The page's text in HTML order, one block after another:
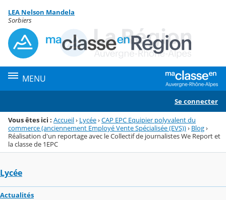
Menu de la rubrique
Contenu
LEA Nelson Mandela
Sorbiers
MENU
Se connecter
Vous êtes ici : Accueil› Lycée›CAP EPC Equipier polyvalent du
commerce (anciennement Employé Vente Spécialisée (EVS))› Blog›
Réalisation d'un reportage avec le Collectif de journalistes We Report et
la classe de 1EPC
Lycée
Actualités